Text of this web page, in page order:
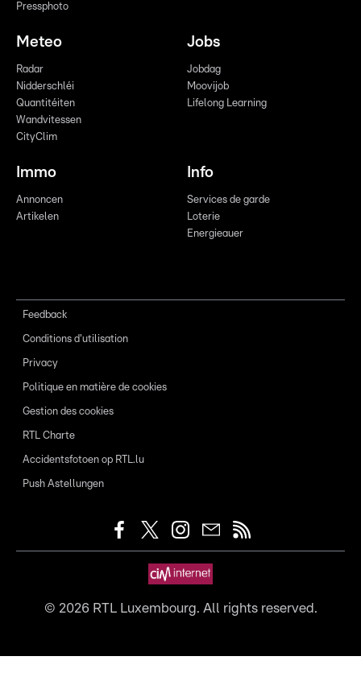
Pressphoto
Meteo
Radar
Nidderschléi
Quantitéiten
Wandvitessen
CityClim
Jobs
Jobdag
Moovijob
Lifelong Learning
Immo
Annoncen
Artikelen
Info
Services de garde
Loterie
Energieauer
Feedback
Conditions d'utilisation
Privacy
Politique en matière de cookies
Gestion des cookies
RTL Charte
Accidentsfotoen op RTL.lu
Push Astellungen
© 2026RTL Luxembourg. All rights reserved.